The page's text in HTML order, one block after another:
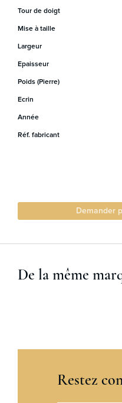
Tour de doigt
Mise à taille
Largeur
Epaisseur
Poids (Pierre)
Ecrin
Année
Réf. fabricant
Demander
De la même
Restez